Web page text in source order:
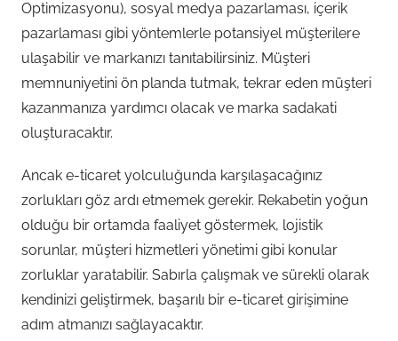
Optimizasyonu), sosyal medya pazarlaması, içerik
pazarlaması gibi yöntemlerle potansiyel müşterilere
ulaşabilir ve markanızı tanıtabilirsiniz. Müşteri
memnuniyetini ön planda tutmak, tekrar eden müşteri
kazanmanıza yardımcı olacak ve marka sadakati
oluşturacaktır.
Ancak e-ticaret yolculuğunda karşılaşacağınız
zorlukları göz ardı etmemek gerekir. Rekabetin yoğun
olduğu bir ortamda faaliyet göstermek, lojistik
sorunlar, müşteri hizmetleri yönetimi gibi konular
zorluklar yaratabilir. Sabırla çalışmak ve sürekli olarak
kendinizi geliştirmek, başarılı bir e-ticaret girişimine
adım atmanızı sağlayacaktır.